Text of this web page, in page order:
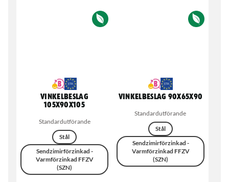
Vinkelbeslag
105x90x105
Standardutförande
Stål
Sendzimirförzinkad -
Varmförzinkad FFZV
(SZN)
Vinkelbeslag 90x65x90
Standardutförande
Stål
Sendzimirförzinkad -
Varmförzinkad FFZV
(SZN)